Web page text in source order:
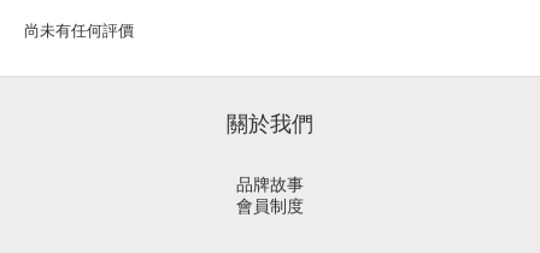
尚未有任何評價
關於我們
品牌故事
會員制度